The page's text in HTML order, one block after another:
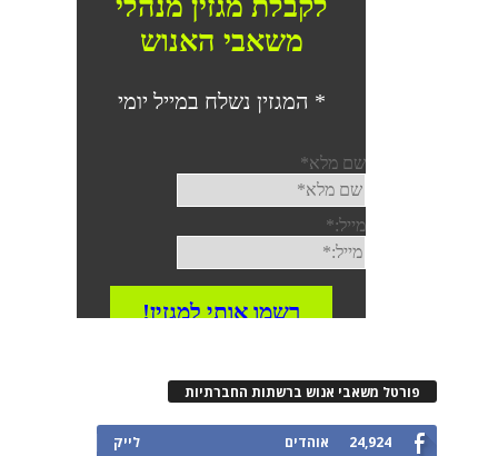
פורטל משאבי אנוש ברשתות החברתיות
24,924 אוהדים לייק